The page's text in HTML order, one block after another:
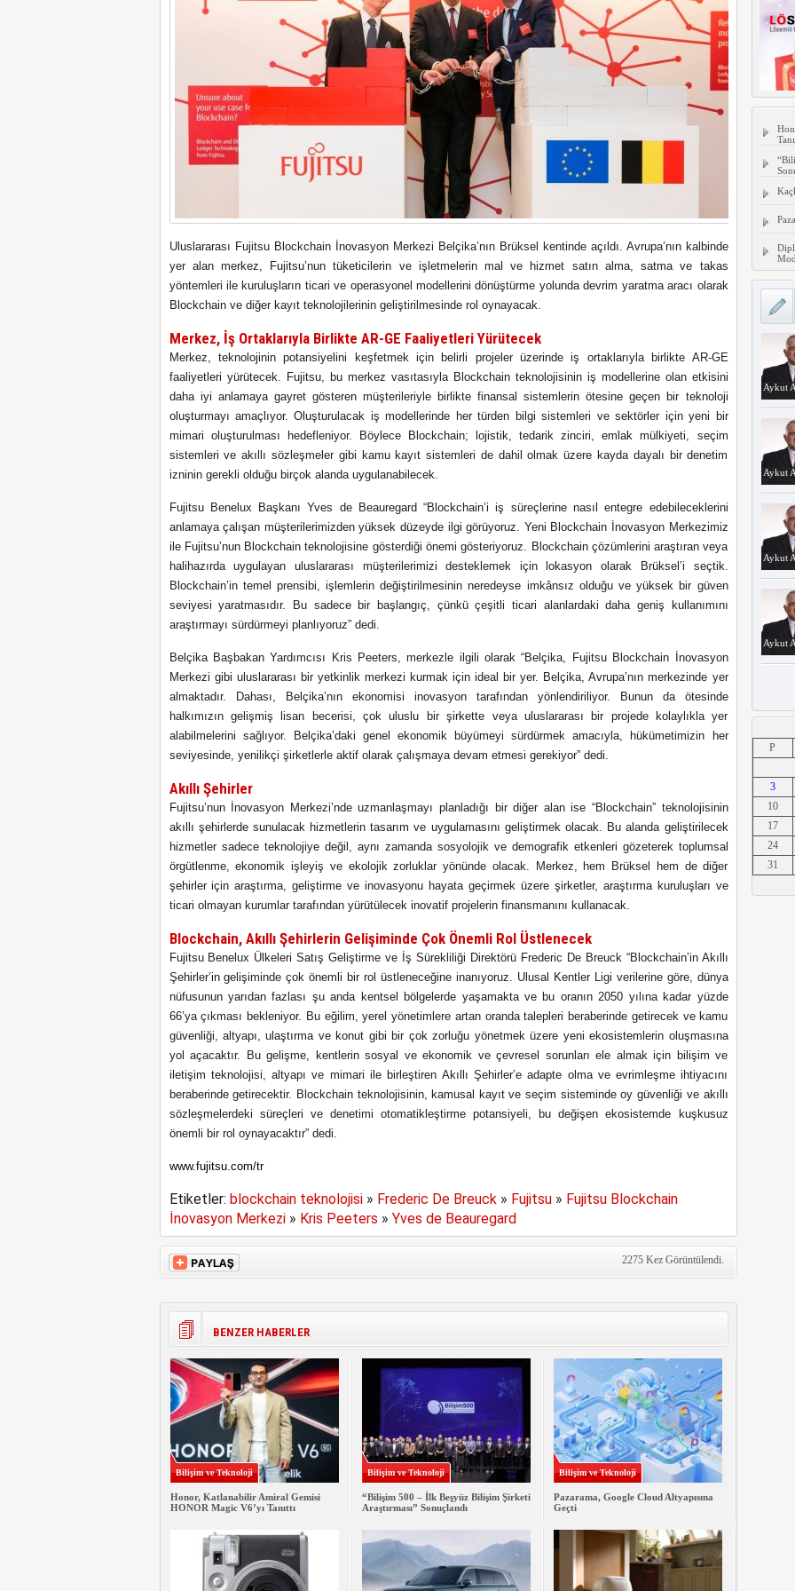
Uluslararası Fujitsu Blockchain İnovasyon Merkezi Belçika’nın Brüksel kentinde açıldı. Avrupa’nın kalbinde
yer alan merkez, Fujitsu’nun tüketicilerin ve işletmelerin mal ve hizmet satın alma, satma ve takas
yöntemleri ile kuruluşların ticari ve operasyonel modellerini dönüştürme yolunda devrim yaratma aracı olarak
Blockchain ve diğer kayıt teknolojilerinin geliştirilmesinde rol oynayacak.
Merkez, İş Ortaklarıyla Birlikte AR-GE Faaliyetleri Yürütecek
Merkez, teknolojinin potansiyelini keşfetmek için belirli projeler üzerinde iş ortaklarıyla birlikte AR-GE
faaliyetleri yürütecek. Fujitsu, bu merkez vasıtasıyla Blockchain teknolojisinin iş modellerine olan etkisini
daha iyi anlamaya gayret gösteren müşterileriyle birlikte finansal sistemlerin ötesine geçen bir teknoloji
oluşturmayı amaçlıyor. Oluşturulacak iş modellerinde her türden bilgi sistemleri ve sektörler için yeni bir
mimari oluşturulması hedefleniyor. Böylece Blockchain; lojistik, tedarik zinciri, emlak mülkiyeti, seçim
sistemleri ve akıllı sözleşmeler gibi kamu kayıt sistemleri de dahil olmak üzere kayda dayalı bir denetim
izninin gerekli olduğu birçok alanda uygulanabilecek.
Fujitsu Benelux Başkanı Yves de Beauregard “Blockchain’i iş süreçlerine nasıl entegre edebileceklerini
anlamaya çalışan müşterilerimizden yüksek düzeyde ilgi görüyoruz. Yeni Blockchain İnovasyon Merkezimiz
ile Fujitsu’nun Blockchain teknolojisine gösterdiği önemi gösteriyoruz. Blockchain çözümlerini araştıran veya
halihazırda uygulayan uluslararası müşterilerimizi desteklemek için lokasyon olarak Brüksel’i seçtik.
Blockchain’in temel prensibi, işlemlerin değiştirilmesinin neredeyse imkânsız olduğu ve yüksek bir güven
seviyesi yaratmasıdır. Bu sadece bir başlangıç, çünkü çeşitli ticari alanlardaki daha geniş kullanımını
araştırmayı sürdürmeyi planlıyoruz” dedi.
Belçika Başbakan Yardımcısı Kris Peeters, merkezle ilgiliolarak “Belçika, Fujitsu Blockchain İnovasyon
Merkezi gibi uluslararası bir yetkinlik merkezi kurmak için ideal bir yer. Belçika, Avrupa’nın merkezinde yer
almaktadır. Dahası, Belçika’nın ekonomisi inovasyon tarafından yönlendiriliyor. Bunun da ötesinde
halkımızın gelişmiş lisan becerisi, çok uluslu bir şirkette veya uluslararası bir projede kolaylıkla yer
alabilmelerini sağlıyor. Belçika’daki genel ekonomik büyümeyi sürdürmek amacıyla, hükümetimizin her
seviyesinde, yenilikçi şirketlerle aktif olarak çalışmaya devam etmesi gerekiyor”dedi.
Akıllı Şehirler
Fujitsu’nun İnovasyon Merkezi’nde uzmanlaşmayı planladığı bir diğer alan ise “Blockchain” teknolojisinin
akıllı şehirlerde sunulacak hizmetlerin tasarım ve uygulamasını geliştirmek olacak. Bu alanda geliştirilecek
hizmetler sadece teknolojiye değil, aynı zamanda sosyolojik ve demografik etkenleri gözeterek toplumsal
örgütlenme, ekonomik işleyiş ve ekolojik zorluklar yönünde olacak. Merkez, hem Brüksel hem de diğer
şehirler için araştırma, geliştirme ve inovasyonu hayata geçirmek üzere şirketler, araştırma kuruluşları ve
ticari olmayan kurumlar tarafından yürütülecek inovatif projelerin finansmanını kullanacak.
Blockchain, Akıllı Şehirlerin Gelişiminde Çok Önemli Rol Üstlenecek
Fujitsu Benelux Ülkeleri Satış Geliştirme ve İş Sürekliliği Direktörü Frederic De Breuck “Blockchain’in Akıllı
Şehirler’in gelişiminde çok önemli bir rol üstleneceğine inanıyoruz. Ulusal Kentler Ligi verilerine göre, dünya
nüfusunun yarıdan fazlası şu anda kentsel bölgelerde yaşamakta ve bu oranın 2050 yılına kadar yüzde
66’ya çıkması bekleniyor. Bu eğilim, yerel yönetimlere artan oranda talepleri beraberinde getirecek ve kamu
güvenliği, altyapı, ulaştırma ve konut gibi bir çok zorluğu yönetmek üzere yeni ekosistemlerin oluşmasına
yol açacaktır. Bu gelişme, kentlerin sosyal ve ekonomik ve çevresel sorunları ele almak için bilişim ve
iletişim teknolojisi, altyapı ve mimari ile birleştiren Akıllı Şehirler’e adapte olma ve evrimleşme ihtiyacını
beraberinde getirecektir. Blockchain teknolojisinin, kamusal kayıt ve seçim sisteminde oy güvenliği ve akıllı
sözleşmelerdeki süreçleri ve denetimi otomatikleştirme potansiyeli, bu değişen ekosistemde kuşkusuz
önemli bir rol oynayacaktır” dedi.
www.fujitsu.com/tr
Etiketler: blockchain teknolojisi» Frederic De Breuck» Fujitsu» Fujitsu Blockchain
İnovasyon Merkezi» Kris Peeters » Yves de Beauregard
2275 Kez Görüntülendi.
BENZER HABERLER
Bilişim ve Teknoloji
Honor, Katlanabilir Amiral Gemisi
HONOR Magic V6’yı Tanıttı
Bilişim ve Teknoloji
“Bilişim 500 – İlk Beşyüz Bilişim Şirketi
Araştırması” Sonuçlandı
Bilişim ve Teknoloji
Pazarama, Google Cloud Altyapısına
Geçti
Aykut
Aykut
Aykut
Aykut
Erkut
Erkut
P
3
10
17
24
31